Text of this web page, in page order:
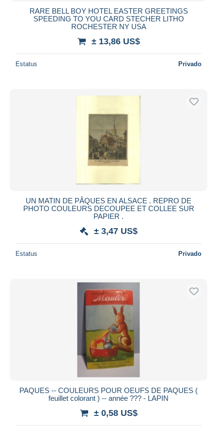
RARE BELL BOY HOTEL EASTER GREETINGS
SPEEDING TO YOU CARD STECHER LITHO
ROCHESTER NY USA
± 13,86 US$
Estatus Privado
UN MATIN DE PÂQUES EN ALSACE . REPRO DE
PHOTO COULEURS DECOUPEE ET COLLEE SUR
PAPIER .
± 3,47 US$
Estatus Privado
PAQUES -- COULEURS POUR OEUFS DE PAQUES (
feuillet colorant ) -- année ??? - LAPIN
± 0,58 US$